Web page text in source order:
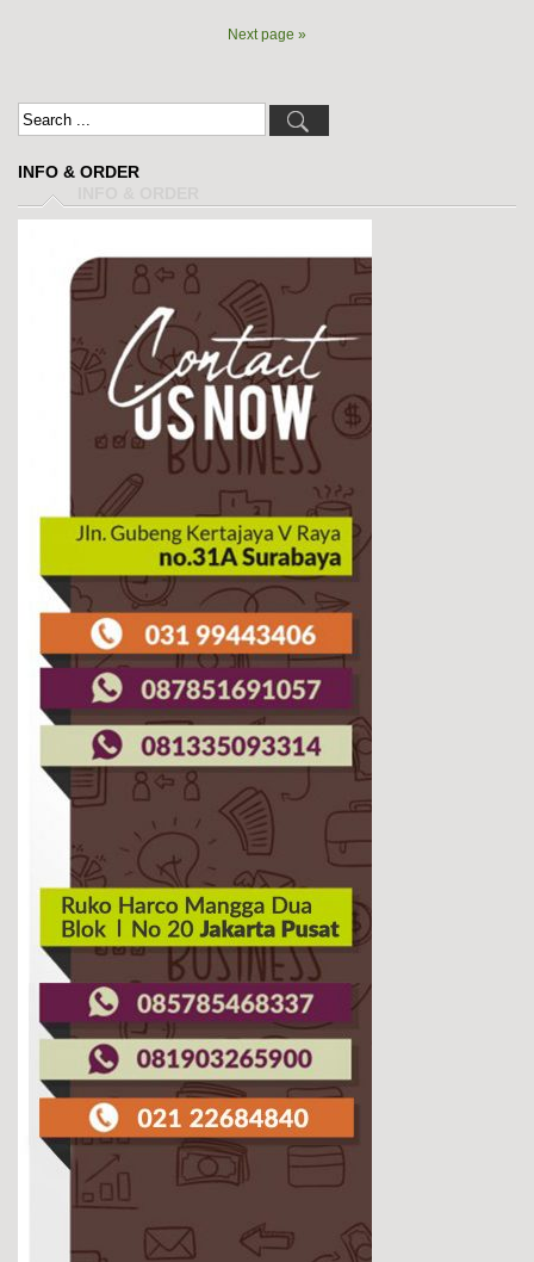
Next page »
INFO & ORDER